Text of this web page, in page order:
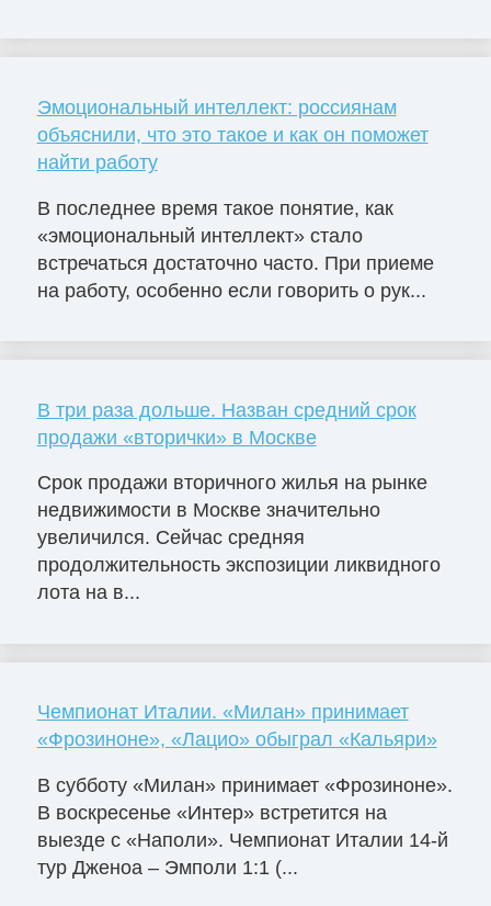
Эмоциональный интеллект: россиянам
объяснили, что это такое и как он поможет
найти работу
В последнее время такое понятие, как
«эмоциональный интеллект» стало
встречаться достаточно часто. При приеме
на работу, особенно если говорить о рук...
В три раза дольше. Назван средний срок
продажи «вторички» в Москве
Срок продажи вторичного жилья на рынке
недвижимости в Москве значительно
увеличился. Сейчас средняя
продолжительность экспозиции ликвидного
лота на в...
Чемпионат Италии. «Милан» принимает
«Фрозиноне», «Лацио» обыграл «Кальяри»
В субботу «Милан» принимает «Фрозиноне».
В воскресенье «Интер» встретится на
выезде с «Наполи». Чемпионат Италии 14-й
тур Дженоа – Эмполи 1:1 (...